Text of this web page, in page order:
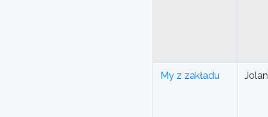
My z zakładu